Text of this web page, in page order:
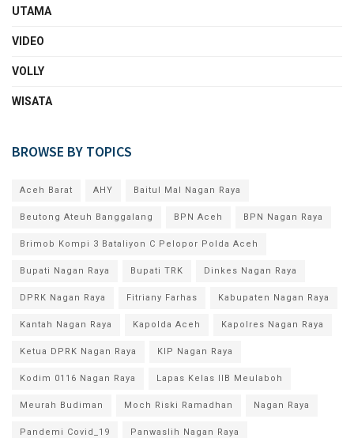
UTAMA
VIDEO
VOLLY
WISATA
BROWSE BY TOPICS
Aceh Barat AHY Baitul Mal Nagan Raya
Beutong Ateuh Banggalang BPN Aceh BPN Nagan Raya
Brimob Kompi 3 Bataliyon C Pelopor Polda Aceh
Bupati Nagan Raya Bupati TRK Dinkes Nagan Raya
DPRK Nagan Raya Fitriany Farhas Kabupaten Nagan Raya
Kantah Nagan Raya Kapolda Aceh Kapolres Nagan Raya
Ketua DPRK Nagan Raya KIP Nagan Raya
Kodim 0116 Nagan Raya Lapas Kelas IIB Meulaboh
Meurah Budiman Moch Riski Ramadhan Nagan Raya
Pandemi Covid_19 Panwaslih Nagan Raya